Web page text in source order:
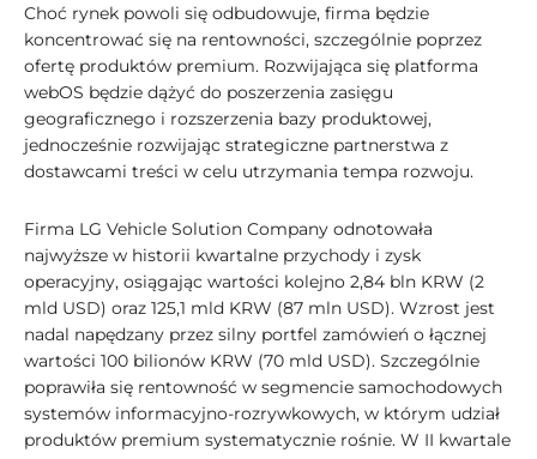
Choć rynek powoli się odbudowuje, firma będzie
koncentrować się na rentowności, szczególnie poprzez
ofertę produktów premium. Rozwijająca się platforma
webOS będzie dążyć do poszerzenia zasięgu
geograficznego i rozszerzenia bazy produktowej,
jednocześnie rozwijając strategiczne partnerstwa z
dostawcami treści w celu utrzymania tempa rozwoju.
Firma LG Vehicle Solution Company odnotowała
najwyższe w historii kwartalne przychody i zysk
operacyjny, osiągając wartości kolejno 2,84 bln KRW (2
mld USD) oraz 125,1 mld KRW (87 mln USD). Wzrost jest
nadal napędzany przez silny portfel zamówień o łącznej
wartości 100 bilionów KRW (70 mld USD). Szczególnie
poprawiła się rentowność w segmencie samochodowych
systemów informacyjno-rozrywkowych, w którym udział
produktów premium systematycznie rośnie. W II kwartale